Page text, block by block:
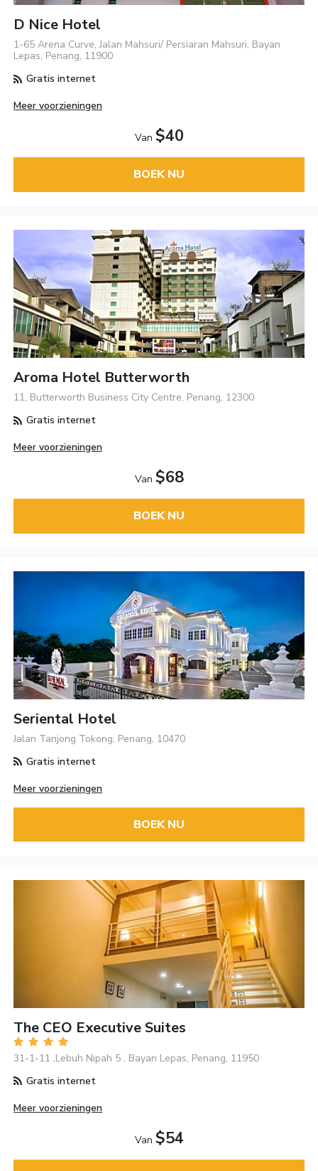
D Nice Hotel
1-65 Arena Curve, Jalan Mahsuri/ Persiaran Mahsuri, Bayan
Lepas, Penang, 11900
Gratis internet
Meer voorzieningen
Van $40
BOEK NU
Aroma Hotel Butterworth
11, Butterworth Business City Centre, Penang, 12300
Gratis internet
Meer voorzieningen
Van $68
BOEK NU
Seriental Hotel
Jalan Tanjong Tokong, Penang, 10470
Gratis internet
Meer voorzieningen
BOEK NU
The CEO Executive Suites
31-1-11 ,Lebuh Nipah 5 , Bayan Lepas, Penang, 11950
Gratis internet
Meer voorzieningen
Van $54